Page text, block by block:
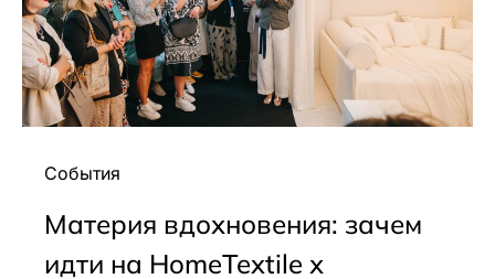
События
Материя вдохновения: зачем
идти на HomeTextile х